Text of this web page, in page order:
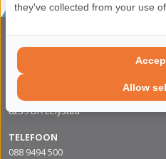
Sinds 2002 de specialist
roetfilters
CONTACTGEGVENS
ADRES
Apolloweg 88
8239 DA Lelystad
TELEFOON
088 9494 500
they've collected from your use
Allow